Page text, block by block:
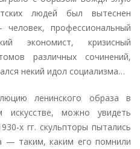
людей был вытеснен
профессиональный
экономист, кризисный
различных сочинений,
некий идол социализма…
ленинского образа в
искусстве, можно увидеть
х гг. скульпторы пытались
— таким, каким его помнили